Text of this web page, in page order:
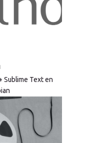
Sublime Text en